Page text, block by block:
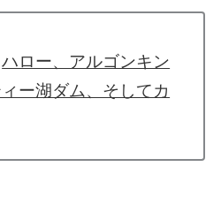
ハロー、アルゴンキン
ー湖ダム、そしてカ